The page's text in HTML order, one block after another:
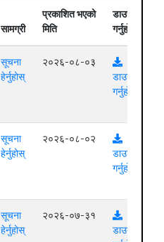
सामग्री
प्रकाशित भएको
मिति
डाउनलोड
गर्नुहोस्
सूचना
हेर्नुहोस्
२०२६-०८-०३
डाउनलोड
गर्नुहोस्
सूचना
हेर्नुहोस्
२०२६-०८-०२
डाउनलोड
गर्नुहोस्
सूचना
हेर्नुहोस्
२०२६-०७-३१
डाउनलोड